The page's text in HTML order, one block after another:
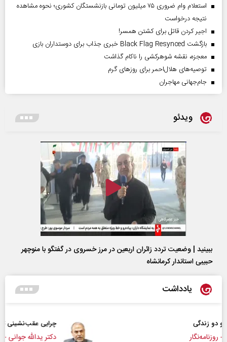
استعلام وام ضروری ۷۵ میلیون تومانی بازنشستگان کشوری؛ نحوه مشاهده
نتیجه درخواست
اجیر کردن قاتل برای کشتن همسر!
بازگشت Black Flag Resynced خبری جذاب برای دوستداران بازی
معجزه، نقشه شوهرکشی را ناکام گذاشت
توصیه‌های هلال‌احمر برای روز‌های گرم
جام‌جهانی مهاجران
ویدئو
ببینید | وضعیت تردد زائران اربعین در مرز خسروی در گفتگو با منوچهر
حبیبی استاندار کرمانشاه
یادداشت
چرایی عقب‌نشینی ترامپ؟
دکتر یدالله جوانی - تحلیلگر مسائل سیاسی